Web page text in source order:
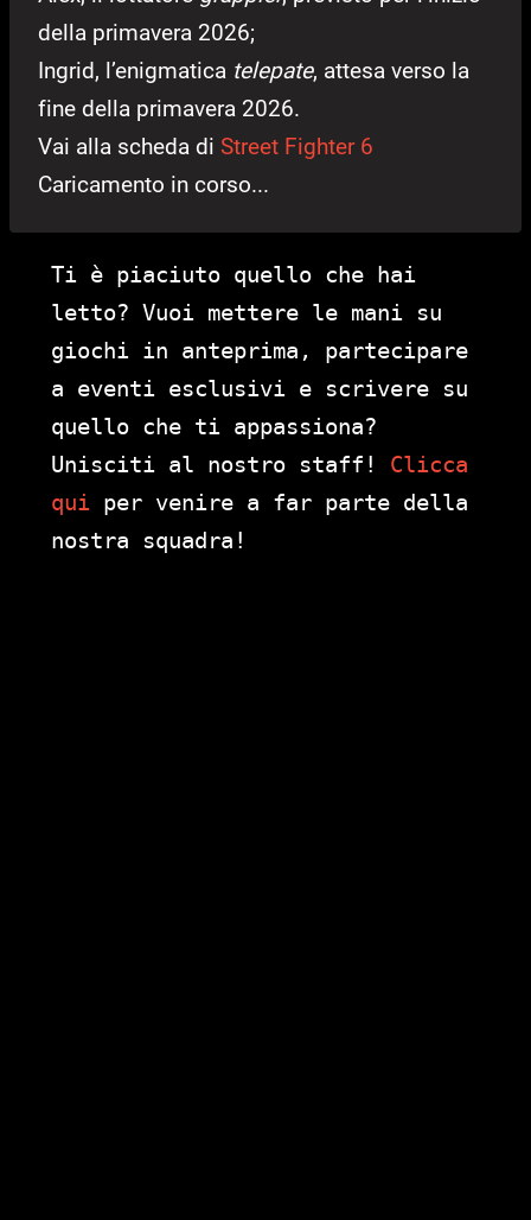
della primavera 2026;
Ingrid, l’enigmatica telepate, attesa verso la
fine della primavera 2026.
Vai alla scheda di Street Fighter 6
Caricamento in corso...
Ti è piaciuto quello che hai
letto? Vuoi mettere le mani su
giochi in anteprima, partecipare
a eventi esclusivi e scrivere su
quello che ti appassiona?
Unisciti al nostro staff! Clicca
qui per venire a far parte della
nostra squadra!